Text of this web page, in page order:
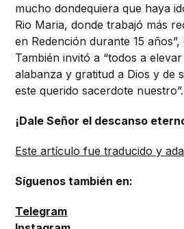
mucho dondequiera que haya
Rio Maria, donde trabajó más
en Redención durante 15 años”,
También invitó a “todos a
alabanza y gratitud a Dios y de
este querido sacerdote nuestro”.
¡Dale Señor el descanso
Este artículo fue traducido y
Síguenos también en:
Telegram